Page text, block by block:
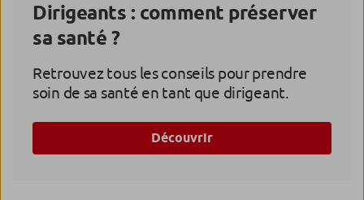
Dirigeants : comment préserver
sa santé ?
Retrouvez tous les conseils pour prendre
soin de sa santé en tant que dirigeant.
Découvrir